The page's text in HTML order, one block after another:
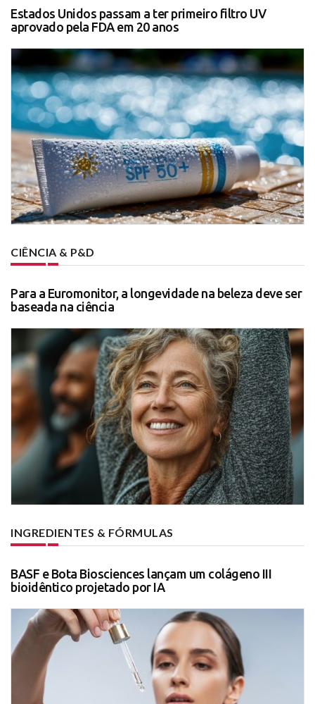
Estados Unidos passam a ter primeiro filtro UV
aprovado pela FDA em 20 anos
CIÊNCIA & P&D
Para a Euromonitor, a longevidade na beleza deve ser
baseada na ciência
INGREDIENTES & FÓRMULAS
BASF e Bota Biosciences lançam um colágeno III
bioidêntico projetado por IA